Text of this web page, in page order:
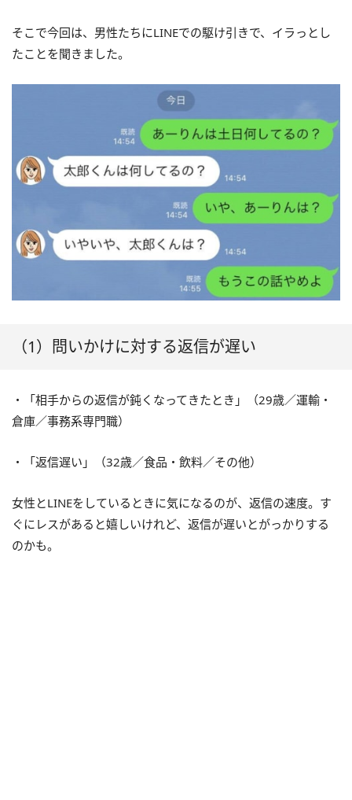
そこで今回は、男性たちにLINEでの駆け引きで、イラっとし
たことを聞きました。
（1）問いかけに対する返信が遅い
・「相手からの返信が鈍くなってきたとき」（29歳／運輸・
倉庫／事務系専門職）
・「返信遅い」（32歳／食品・飲料／その他）
女性とLINEをしているときに気になるのが、返信の速度。す
ぐにレスがあると嬉しいけれど、返信が遅いとがっかりする
のかも。